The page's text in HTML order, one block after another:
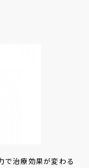
治療効果が変わる